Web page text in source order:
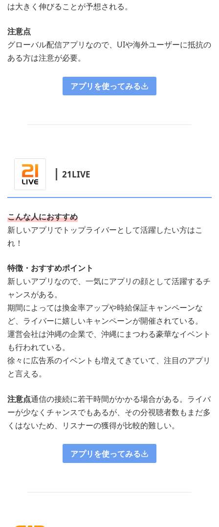
は大きく伸びることが予想される。
注意点
グローバル配信アプリなので、UIや海外ユーザーに抵抗の
ある方は注意が必要。
アプリを使ってみる
21LIVE
こんな人におすすめ
新しいアプリでトップライバーとして活躍したい方はこ
れ！
特徴・おすすめポイント
新しいアプリなので、一気にアプリの顔として活躍するチ
ャンスがある。
期間によっては換金率アップや時給保証キャンペーンな
ど、ライバーに嬉しいキャンペーンが開催されている。
運営会社は沖縄の企業で、沖縄にまつわる豪華なイベント
も行われている。
徐々に広告系のイベントも増えてきていて、注目のアプリ
と言える。
注意点通信の接続に若干時間がかかる場合がある。ライバ
ーが少なくチャンスでもあるが、その分視聴者数もまだ多
くはないため、リスナーの獲得が比較的難しい。
アプリを使ってみる